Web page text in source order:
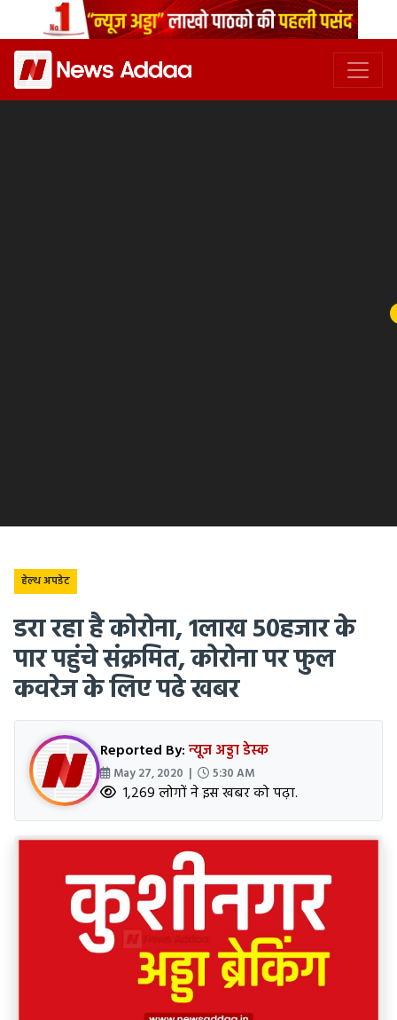
हेल्थ अपडेट
डरा रहा है कोरोना, 1लाख 50हजार के
पार पहुंचे संक्रमित, कोरोना पर फुल
कवरेज के लिए पढे खबर
Reported By:न्यूज अड्डा डेस्क
May 27, 2020 | 5:30 AM
1,269 लोगों ने इस खबर को पढ़ा.